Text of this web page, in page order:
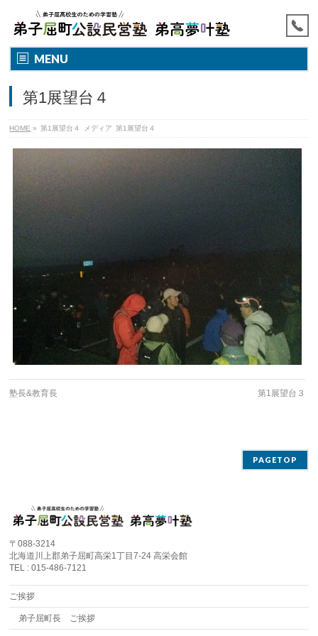
MENU
第1展望台４
HOME » 第1展望台４ メディア 第1展望台４
塾長&教育長 第1展望台３
PAGETOP
〒088-3214
北海道川上郡弟子屈町高栄1丁目7-24 高栄会館
TEL : 015-486-7121
ご挨拶
弟子屈町長 ご挨拶